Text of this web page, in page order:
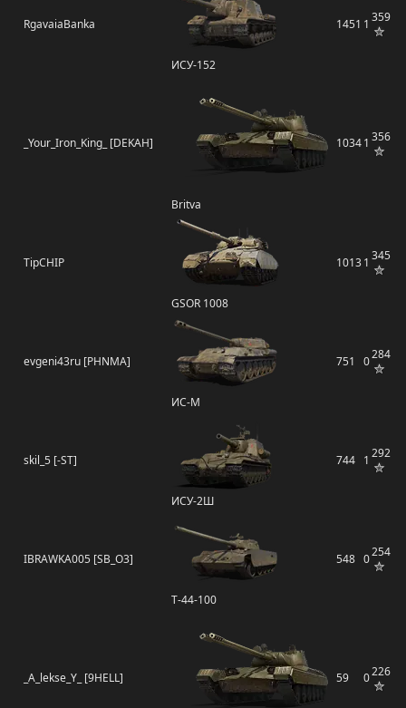
RgavaiaBanka
ИСУ-152
1451 1 359
_Your_Iron_King_ [DEKAH]
Britva
10341 356
TipCHIP
GSOR 1008
10131 345
evgeni43ru [PHNMA]
ИС-М
751 0284
skil_5 [-ST]
ИСУ-2Ш
744 1 292
IBRAWKA005 [SB_O3]
Т-44-100
548 0254
_A_lekse_Y_ [9HELL] 59 0226